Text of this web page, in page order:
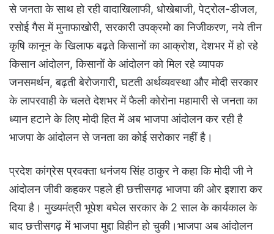
से जनता के साथ हो रही वादाखिलाफी, धोखेबाजी, पेट्रोल-डीजल,
रसोई गैस में मुनाफाखोरी, सरकारी उपक्रमो का निजीकरण, नये तीन
कृषि कानून के खिलाफ बढ़ते किसानों का आक्रोश, देशभर में हो रहे
किसान आंदोलन, किसानों के आंदोलन को मिल रहे व्यापक
जनसमर्थन, बढ़ती बेरोजगारी, घटती अर्थव्यवस्था और मोदी सरकार
के लापरवाही के चलते देशभर में फैली कोरोना महामारी से जनता का
ध्यान हटाने के लिए मोदी हित में अब भाजपा आंदोलन कर रही है
भाजपा के आंदोलन से जनता का कोई सरोकार नहीं है।
प्रदेश कांग्रेस प्रवक्ता धनंजय सिंह ठाकुर ने कहा कि मोदी जी ने
आंदोलन जीवी कहकर पहले ही छत्तीसगढ़ भाजपा की ओर इशारा कर
दिया है। मुख्यमंत्री भूपेश बघेल सरकार के 2 साल के कार्यकाल के
बाद छत्तीसगढ़ में भाजपा मुद्दा विहीन हो चुकी।भाजपा अब आंदोलन